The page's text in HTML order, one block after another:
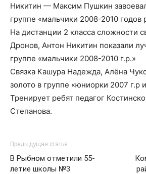
Никитин — Максим Пушкин
группе «мальчики 2008-2010 годов
На дистанции 2 класса сложности
Дронов, Антон Никитин показали
группе «мальчики 2008-2010 г.р.»
Связка Кашура Надежда, Алёна
золото в группе «юниорки 2007 г.р
Тренирует ребят педагог
Степанова.
Предыдущая статья
В Рыбном отметили 55-
летие школы №3